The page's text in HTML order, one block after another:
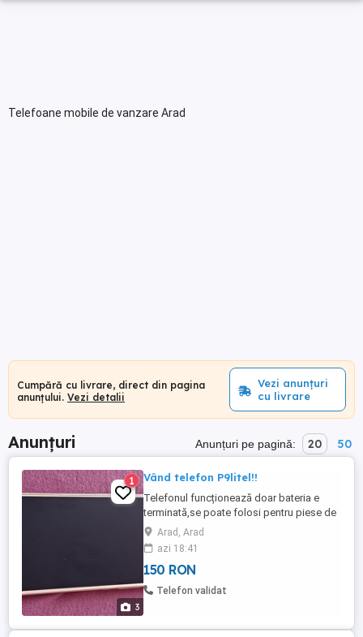
Telefoane mobile de vanzare Arad
Cumpără cu livrare, direct din pagina
anunțului. Vezi detalii
Vezi anunțuri
cu livrare
Anunțuri Anunțuri pe pagină: 20 50
3
1 Vând telefon P9litel!!
Telefonul funcționează doar bateria e
terminată,se poate folosi pentru piese de
schimb sau daca se pune baterie alta,se
poate folosi că și telefon!!. Telefonul este
modelul P9litel
Arad, Arad
azi 18:41
150 RON
Telefon validat